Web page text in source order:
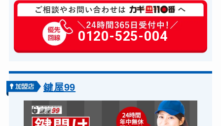
玄関カギ修理 6,600円～(税込)
玄関カギ作成 14,300円～(税込)
玄関カギ交換 14,300円～(税込)
バイクカギ開け
バイクカギ作成 16,500円～(税込)
金庫カギ開け 14,300円～(税込)
0120-525-004
鍵屋99